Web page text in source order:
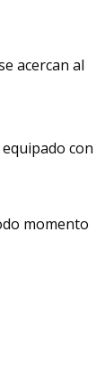
acercan al
con
momento